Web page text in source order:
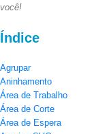
você!
Índice
Agrupar
Aninhamento
Área de Trabalho
Área de Corte
Área de Espera